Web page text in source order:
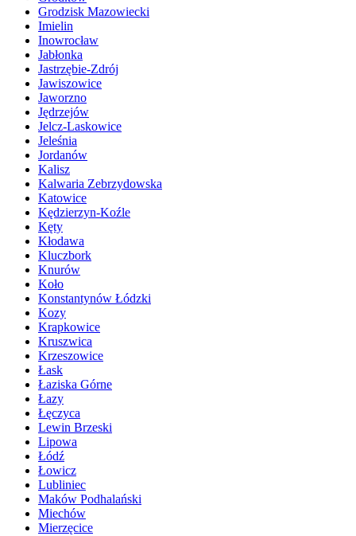
Grodzisk Mazowiecki
Imielin
Inowrocław
Jabłonka
Jastrzębie-Zdrój
Jawiszowice
Jaworzno
Jędrzejów
Jelcz-Laskowice
Jeleśnia
Jordanów
Kalisz
Kalwaria Zebrzydowska
Katowice
Kędzierzyn-Koźle
Kęty
Kłodawa
Kluczbork
Knurów
Koło
Konstantynów Łódzki
Kozy
Krapkowice
Kruszwica
Krzeszowice
Łask
Łaziska Górne
Łazy
Łęczyca
Lewin Brzeski
Lipowa
Łódź
Łowicz
Lubliniec
Maków Podhalański
Miechów
Mierzęcice